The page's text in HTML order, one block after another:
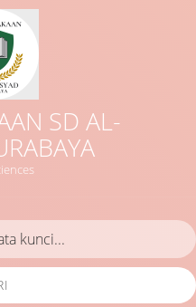
SD AL-